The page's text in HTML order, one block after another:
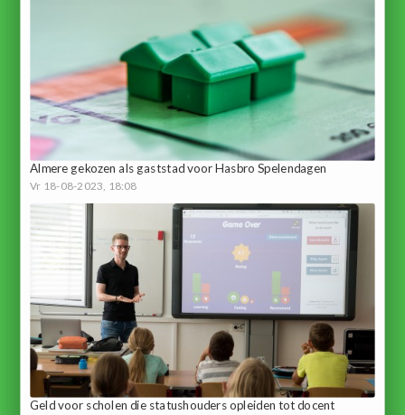
Almere gekozen als gaststad voor Hasbro Spelendagen
Vr 18-08-2023, 18:08
Geld voor scholen die statushouders opleiden tot docent